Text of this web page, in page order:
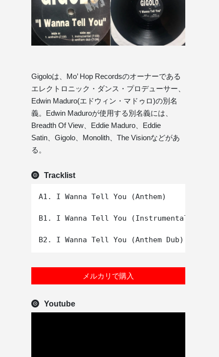
Gigoloは、Mo’ Hop Recordsのオーナーである
エレクトロニック・ダンス・プロデューサー、
Edwin Maduro(エドウィン・マドゥロ)の別名
義。Edwin Maduroが使用する別名義には、
Breadth Of View、Eddie Maduro、Eddie
Satin、Gigolo、Monolith、The Visionなどがあ
る。
Tracklist
A1. I Wanna Tell You (Anthem)
B1. I Wanna Tell You (Instrumental)
メルカリで購入
Youtube